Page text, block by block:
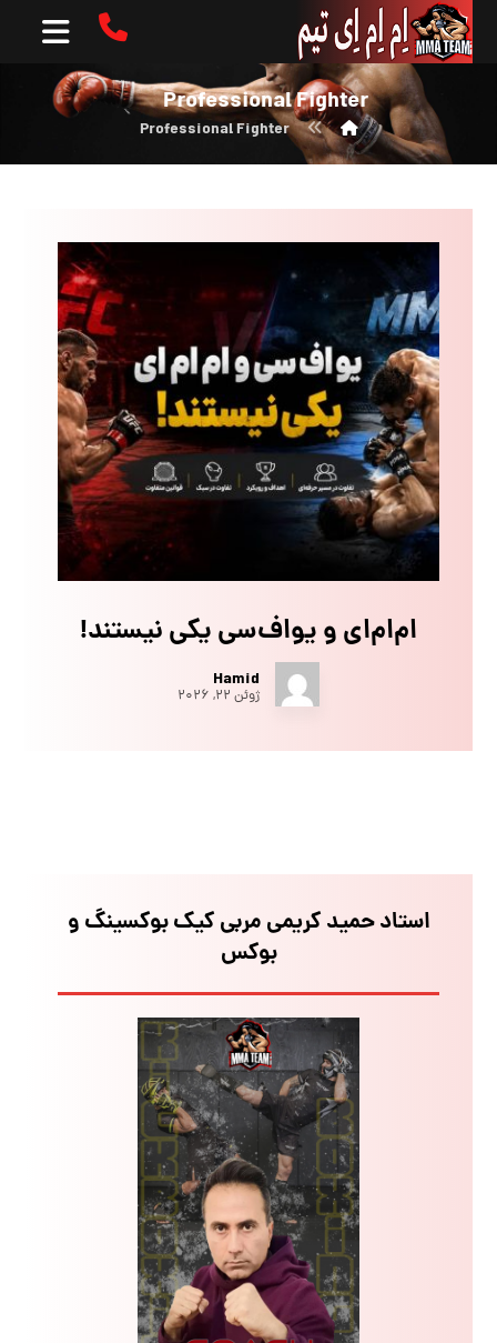
Professional Fighter
Professional Fighter
ام‌ام‌ای و یو‌اف‌سی یکی نیستند!
Hamid
ژوئن ۲۲, ۲۰۲۶
استاد حمید کریمی مربی کیک بوکسینگ و
بوکس